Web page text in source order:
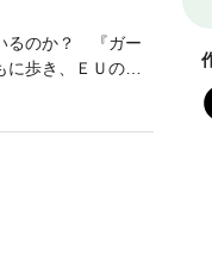
るのか？ 『ガー
歩き、ＥＵの分